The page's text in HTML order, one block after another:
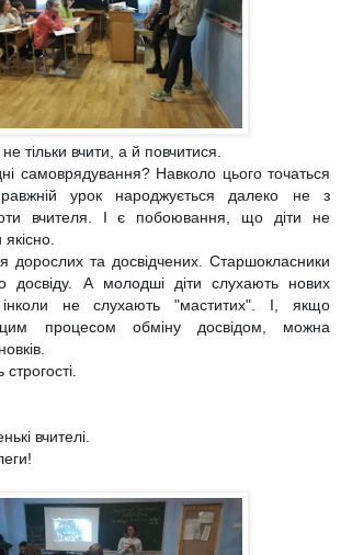
тільки вчити, а й повчитися.
самоврядування? Навколо цього точаться
урок народжується далеко не з
вчителя. І є побоювання, що діти не
та досвідчених. Старшокласники
досвіду. А молодші діти слухають нових
не слухають "маститих". І, якщо
цим процесом обміну досвідом, можна
вчителі.